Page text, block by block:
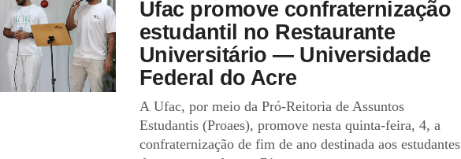
Ufac promove confraternização
estudantil no Restaurante
Universitário — Universidade
Federal do Acre
A Ufac, por meio da Pró-Reitoria de Assuntos
Estudantis (Proaes), promove nesta quinta-feira, 4, a
confraternização de fim de ano destinada aos estudantes